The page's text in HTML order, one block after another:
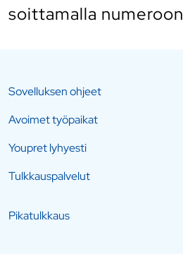
soittamalla numeroon
Sovelluksen ohjeet
Avoimet työpaikat
Youpret lyhyesti
Tulkkauspalvelut
Pikatulkkaus